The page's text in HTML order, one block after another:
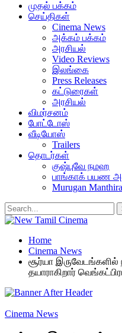
முதல் பக்கம்
செய்திகள்
Cinema News
அக்கம் பக்கம்
அரசியல்
Video Reviews
இலங்கை
Press Releases
கட்டுரைகள்
அரசியல்
விமர்சனம்
போட்டோஸ்
வீடியோஸ்
Trailers
தொடர்கள்
குஷ்புவே நமஹ
பாங்காக் பயண
Murugan
Home
Cinema News
சூர்யா
தயாராகிறார்
Cinema News